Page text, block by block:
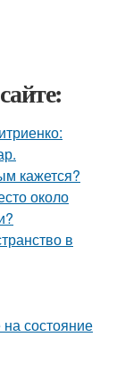
кажется?
около
в
состояние